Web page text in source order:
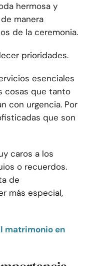
hermosa y
manera
de la ceremonia.
prioridades.
esenciales
cosas que tanto
con urgencia. Por
que son
caros a los
o recuerdos.
de
más especial,
matrimonio en